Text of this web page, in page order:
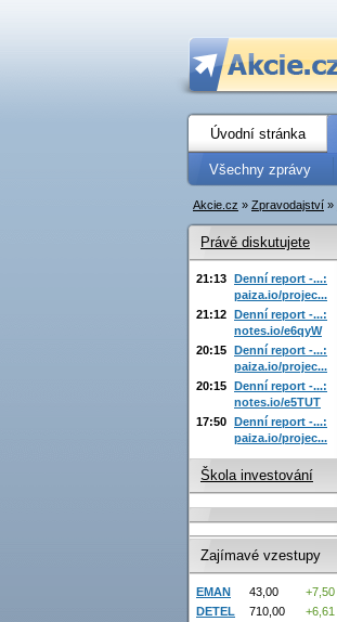
Úvodní stránka
Všechny zprávy
Akcie.cz » Zpravodajství »
Právě diskutujete
21:13 Denní report -...:
paiza.io/projec...
21:12 Denní report -...:
notes.io/e6qyW
20:15 Denní report -...:
paiza.io/projec...
20:15 Denní report -...:
notes.io/e5TUT
17:50 Denní report -...:
paiza.io/projec...
Škola investování
Zajímavé vzestupy
EMAN 43,00
+7,50
DETEL
710,00
+6,61